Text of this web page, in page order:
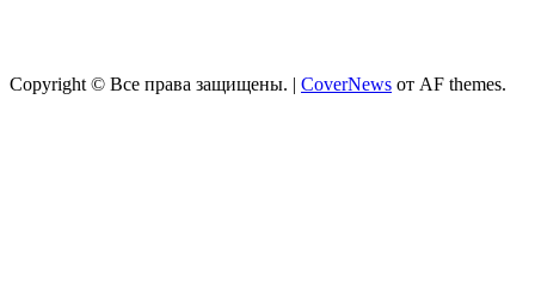
Copyright © Все права защищены. | CoverNews от AF themes.